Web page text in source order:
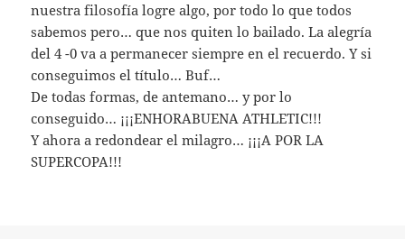
nuestra filosofía logre algo, por todo lo que todos
sabemos pero… que nos quiten lo bailado. La alegría
del 4 -0 va a permanecer siempre en el recuerdo. Y si
conseguimos el título… Buf…
De todas formas, de antemano… y por lo
conseguido… ¡¡¡ENHORABUENA ATHLETIC!!!
Y ahora a redondear el milagro… ¡¡¡A POR LA
SUPERCOPA!!!